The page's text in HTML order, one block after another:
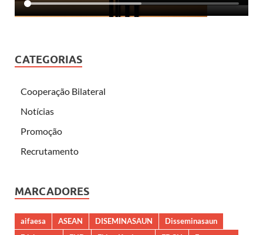
CATEGORIAS
Cooperação Bilateral
Notícias
Promoção
Recrutamento
MARCADORES
aifaesa ASEAN DISEMINASAUN
Disseminasaun